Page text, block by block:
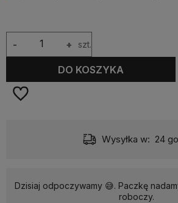
+
- szt.
DO KOSZYKA
Wysyłka w: 24
Dzisiaj odpoczywamy 😅. Paczkę
roboczy.